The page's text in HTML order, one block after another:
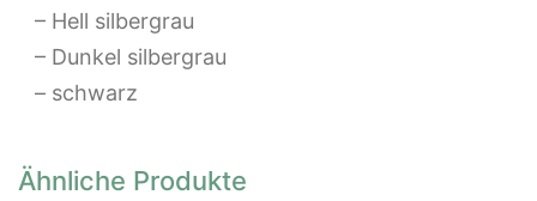
– Hell silbergrau
– Dunkel silbergrau
– schwarz
Ähnliche Produkte